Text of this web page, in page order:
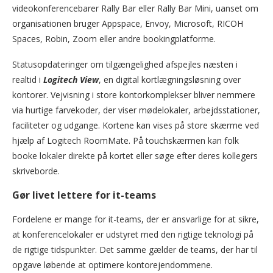
videokonferencebarer Rally Bar eller Rally Bar Mini, uanset om
organisationen bruger Appspace, Envoy, Microsoft, RICOH
Spaces, Robin, Zoom eller andre bookingplatforme.
Statusopdateringer om tilgængelighed afspejles næsten i
realtid i Logitech View, en digital kortlægningsløsning over
kontorer. Vejvisning i store kontorkomplekser bliver nemmere
via hurtige farvekoder, der viser mødelokaler, arbejdsstationer,
faciliteter og udgange. Kortene kan vises på store skærme ved
hjælp af Logitech RoomMate. På touchskærmen kan folk
booke lokaler direkte på kortet eller søge efter deres kollegers
skriveborde.
Gør livet lettere for it-teams
Fordelene er mange for it-teams, der er ansvarlige for at sikre,
at konferencelokaler er udstyret med den rigtige teknologi på
de rigtige tidspunkter. Det samme gælder de teams, der har til
opgave løbende at optimere kontorejendommene.